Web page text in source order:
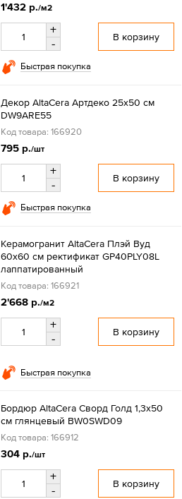
1'432 р./м2
+
-
В корзину
Быстрая покупка
Декор AltaCera Артдеко 25x50 см
DW9ARE55
Код товара: 166920
795 р./шт
+
-
В корзину
Быстрая покупка
Керамогранит AltaCera Плэй Вуд
60x60 см ректификат GP40PLY08L
лаппатированный
Код товара: 166921
2'668 р./м2
+
-
В корзину
Быстрая покупка
Бордюр AltaCera Сворд Голд 1,3x50
см глянцевый BW0SWD09
Код товара: 166912
304 р./шт
+
-
В корзину